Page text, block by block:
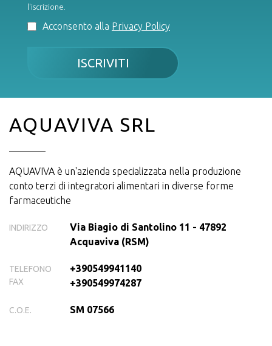
l'iscrizione.
Acconsento alla Privacy Policy
ISCRIVITI
AQUAVIVA SRL
AQUAVIVA è un'azienda specializzata nella produzione
conto terzi di integratori alimentari in diverse forme
farmaceutiche
INDIRIZZO
Via Biagio di Santolino 11 - 47892
Acquaviva (RSM)
TELEFONO
FAX
+390549941140
+390549974287
C.O.E. SM 07566